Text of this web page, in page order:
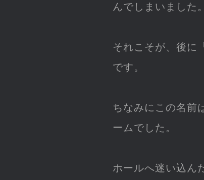
んでしまいました。
それこそが、後に
です。
ちなみにこの名前
ームでした。
ホールへ迷い込ん